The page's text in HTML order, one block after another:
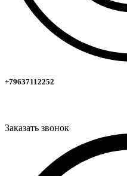
+79637112252
Заказать звонок